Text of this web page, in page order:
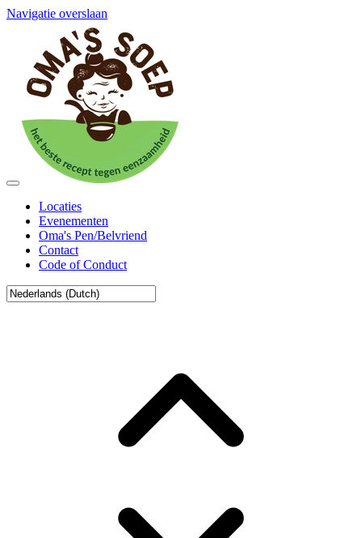
Navigatie overslaan
Locaties
Evenementen
Oma's Pen/Belvriend
Contact
Code of Conduct